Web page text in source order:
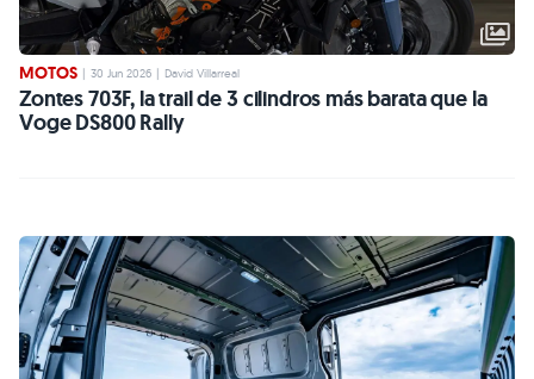
MOTOS | 30 Jun 2026 | David Villarreal
Zontes 703F, la trail de 3 cilindros más barata que la
Voge DS800 Rally